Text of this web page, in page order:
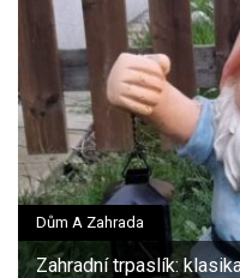
Dům A Zahrada
Zahradní trpaslík: